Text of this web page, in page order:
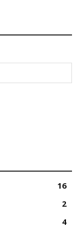
16
2
4